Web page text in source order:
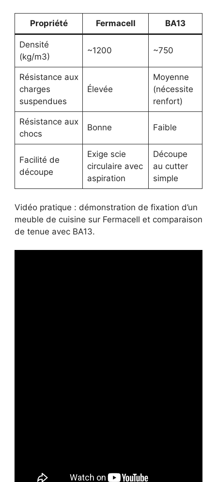
Propriété Fermacell BA13
Densité
(kg/m3)
~1200 ~750
Résistance aux
charges
suspendues
Élevée
Moyenne
(nécessite
renfort)
Résistance aux
chocs
Bonne Faible
Facilité de
découpe
Exige scie
circulaire avec
aspiration
Découpe
au cutter
simple
Vidéo pratique : démonstration de fixation d’un
meuble de cuisine sur Fermacell et comparaison
de tenue avec BA13.